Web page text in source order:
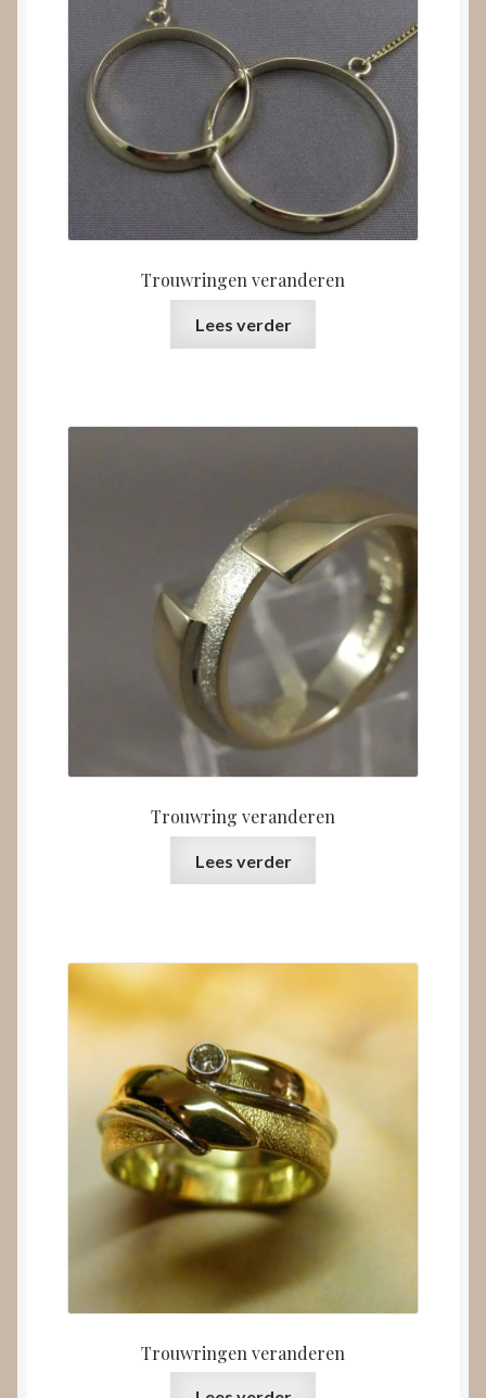
Trouwringen veranderen
Lees verder
Trouwring veranderen
Lees verder
Trouwringen veranderen